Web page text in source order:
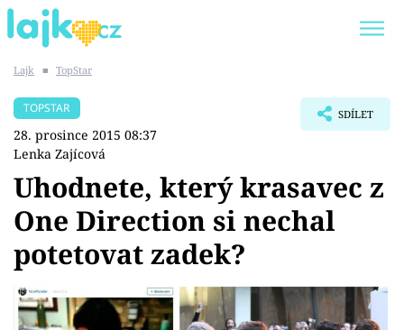
SHOPAHOLICADEL
Témata
Showbyznys
Youtubeři
Lajk ■ TopStar
TOPSTAR
28. prosince 2015 08:37
Lenka Zajícová
SDÍLET
Uhodnete, který krasavec z
One Direction si nechal
potetovat zadek?